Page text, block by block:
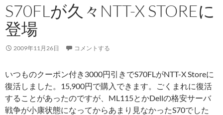
プS70FLが久々NTT-X STOREに
登場
2009年11月26日 コメントする
いつものクーポン付き3000円引きでS70FLがNTT-X Storeに
復活しました。15,900円で購入できます。ごくまれに復活
することがあったのですが、ML115とかDellの格安サーバ
戦争が小康状態になってからあまり見なかったS70でした